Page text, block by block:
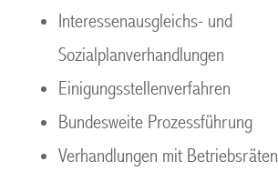
Interessenausgleichs- und
Sozialplanverhandlungen
Einigungsstellenverfahren
Bundesweite Prozessführung
Verhandlungen mit Betriebsräten